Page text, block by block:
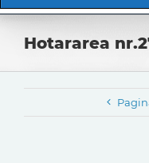
Hotararea